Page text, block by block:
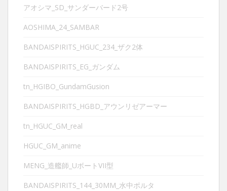
アオシマ_SD_サンダーバード2号
AOSHIMA_24_SAMBAR
BANDAISPIRITS_HGUC_234_ザク2体
BANDAISPIRITS_EG_ガンダム
tn_HGIBO_GundamGusion
BANDAISPIRITS_HGBD_アウンリゼアーマー
tn_HGUC_GM_real
HGUC_GM_anime
MENG_造艦師_UボートVII型
BANDAISPIRITS_144_30MM_水中ポルタ